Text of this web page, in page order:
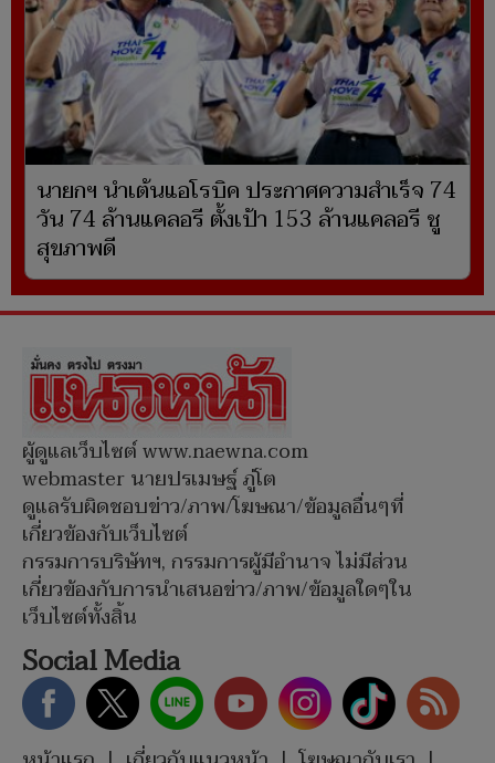
นายกฯ นำเต้นแอโรบิค ประกาศความสำเร็จ 74
วัน 74 ล้านแคลอรี ตั้งเป้า 153 ล้านแคลอรี ชู
สุขภาพดี
ผู้ดูแลเว็บไซต์ www.naewna.com
webmaster นายปรเมษฐ์ ภู่โต
ดูแลรับผิดชอบข่าว/ภาพ/โฆษณา/ข้อมูลอื่นๆที่
เกี่ยวข้องกับเว็บไซต์
กรรมการบริษัทฯ, กรรมการผู้มีอำนาจ ไม่มีส่วน
เกี่ยวข้องกับการนำเสนอข่าว/ภาพ/ข้อมูลใดๆใน
เว็บไซต์ทั้งสิ้น
Social Media